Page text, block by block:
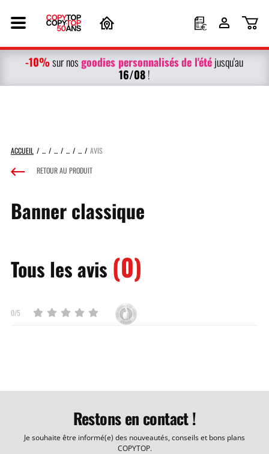
-10%sur nosgoodies personnalisésde l'étéjusqu'au
16/08!
ACCUEIL
AVIS
RETOUR AU PRODUIT
Banner classique
Tous les avis (0)
0/5
Restons en contact !
Je souhaite être informé(e) des nouveautés, conseils et bons plans
COPYTOP.